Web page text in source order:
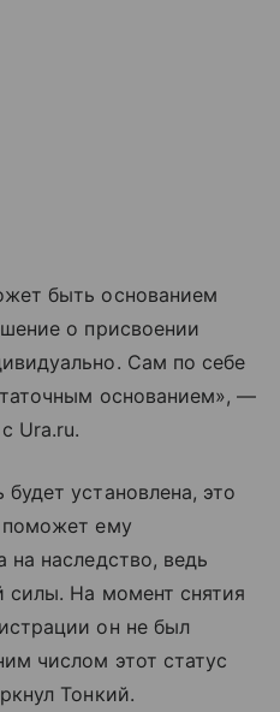
быть основанием
о присвоении
Сам по себе
основанием», —
Ura.ru.
установлена, это
поможет ему
на наследство, ведь
силы. На момент снятия
он не был
числом этот статус
Тонкий.